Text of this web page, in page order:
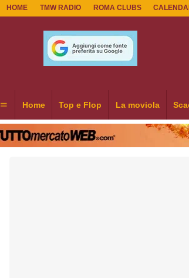
HOME TMW RADIO ROMA CLUBS
Home Top e Flop La moviola